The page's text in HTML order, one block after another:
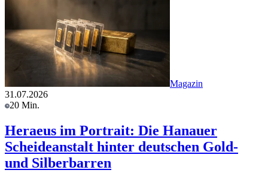
Magazin
31.07.2026
20 Min.
Heraeus im Portrait: Die Hanauer
Scheideanstalt hinter deutschen Gold-
und Silberbarren